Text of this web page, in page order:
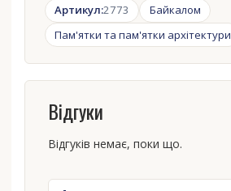
Артикул:2773
Байкалом
Пам'ятки та пам'ятки архітектури
Відгуки
Відгуків немає, поки що.